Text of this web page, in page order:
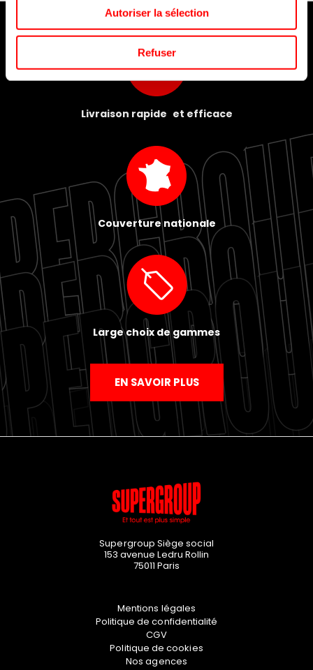
Autoriser la sélection
Refuser
Livraison rapide et efficace
Couverture nationale
Large choix de gammes
EN SAVOIR PLUS
Supergroup Siège social
153 avenue Ledru Rollin
75011 Paris
Mentions légales
Politique de confidentialité
CGV
Politique de cookies
Nos agences